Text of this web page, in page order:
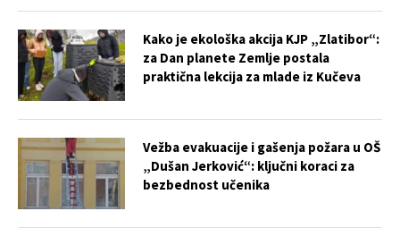
Kako je ekološka akcija KJP „Zlatibor“:
za Dan planete Zemlje postala
praktična lekcija za mlade iz Kučeva
Vežba evakuacije i gašenja požara u OŠ
„Dušan Jerković“: ključni koraci za
bezbednost učenika